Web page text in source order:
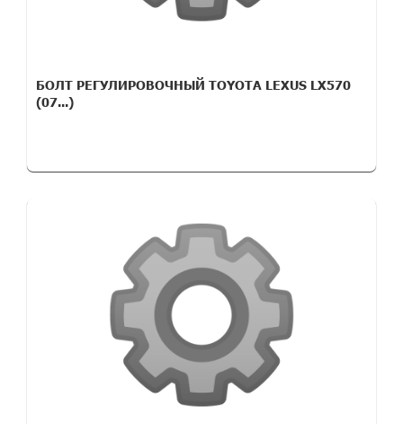
БОЛТ РЕГУЛИРОВОЧНЫЙ TOYOTA LEXUS LX570
(07...)